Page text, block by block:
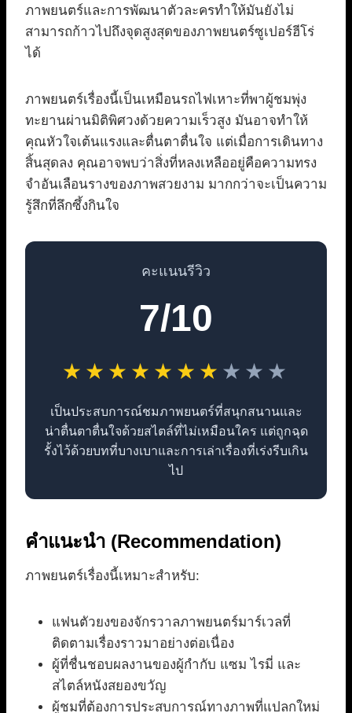
ภาพยนตร์และการพัฒนาตัวละครทำให้มันยังไม่
สามารถก้าวไปถึงจุดสูงสุดของภาพยนตร์ซูเปอร์ฮีโร่
ได้
ภาพยนตร์เรื่องนี้เป็นเหมือนรถไฟเหาะที่พาผู้ชมพุ่ง
ทะยานผ่านมิติพิศวงด้วยความเร็วสูง มันอาจทำให้
คุณหัวใจเต้นแรงและตื่นตาตื่นใจ แต่เมื่อการเดินทาง
สิ้นสุดลง คุณอาจพบว่าสิ่งที่หลงเหลืออยู่คือความทรง
จำอันเลือนรางของภาพสวยงาม มากกว่าจะเป็นความ
รู้สึกที่ลึกซึ้งกินใจ
คะแนนรีวิว
7/10
★ ★ ★ ★ ★ ★ ★ ★ ★ ★
เป็นประสบการณ์ชมภาพยนตร์ที่สนุกสนานและ
น่าตื่นตาตื่นใจด้วยสไตล์ที่ไม่เหมือนใคร แต่ถูกฉุด
รั้งไว้ด้วยบทที่บางเบาและการเล่าเรื่องที่เร่งรีบเกิน
ไป
คำแนะนำ (Recommendation)
ภาพยนตร์เรื่องนี้เหมาะสำหรับ:
แฟนตัวยงของจักรวาลภาพยนตร์มาร์เวลที่
ติดตามเรื่องราวมาอย่างต่อเนื่อง
ผู้ที่ชื่นชอบผลงานของผู้กำกับ แซม ไรมี่ และ
สไตล์หนังสยองขวัญ
ผู้ชมที่ต้องการประสบการณ์ทางภาพที่แปลกใหม่